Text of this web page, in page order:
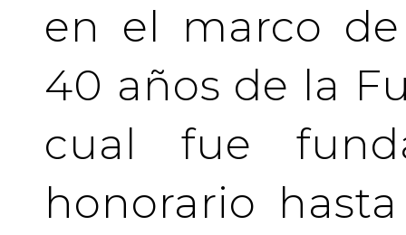
en el marco
40 años de la
cual fue
honorario